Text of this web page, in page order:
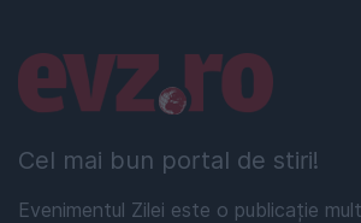
Cel mai bun portal de stiri!
Evenimentul Zilei este o publicație
Linkuri utile